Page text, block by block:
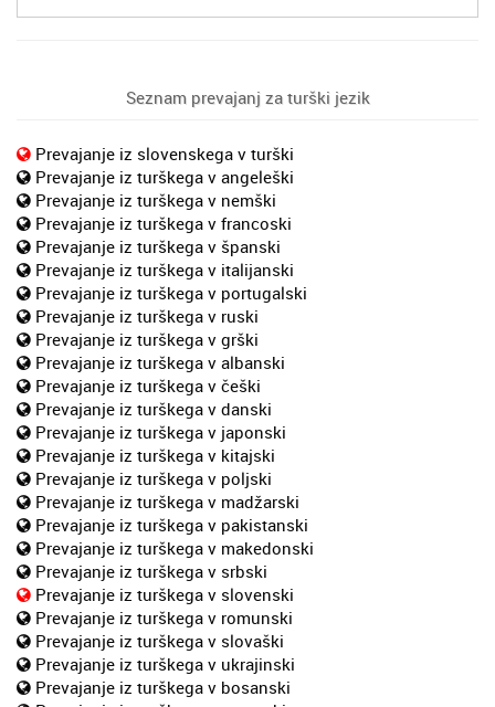
Seznam prevajanj za turški jezik
Prevajanje iz slovenskega v turški
Prevajanje iz turškega v angeleški
Prevajanje iz turškega v nemški
Prevajanje iz turškega v francoski
Prevajanje iz turškega v španski
Prevajanje iz turškega v italijanski
Prevajanje iz turškega v portugalski
Prevajanje iz turškega v ruski
Prevajanje iz turškega v grški
Prevajanje iz turškega v albanski
Prevajanje iz turškega v češki
Prevajanje iz turškega v danski
Prevajanje iz turškega v japonski
Prevajanje iz turškega v kitajski
Prevajanje iz turškega v poljski
Prevajanje iz turškega v madžarski
Prevajanje iz turškega v pakistanski
Prevajanje iz turškega v makedonski
Prevajanje iz turškega v srbski
Prevajanje iz turškega v slovenski
Prevajanje iz turškega v romunski
Prevajanje iz turškega v slovaški
Prevajanje iz turškega v ukrajinski
Prevajanje iz turškega v bosanski